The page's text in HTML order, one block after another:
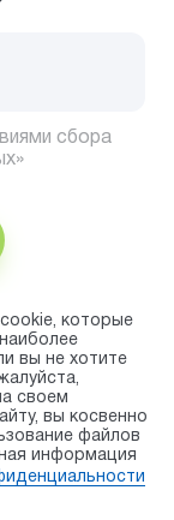
которые
вы не хотите
своем
вы косвенно
файлов
информация
сбора